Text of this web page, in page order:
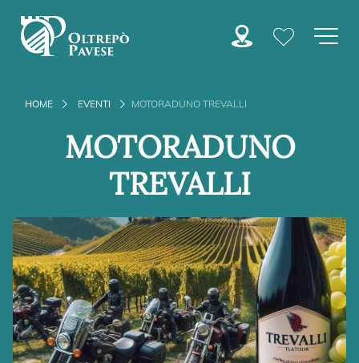
HOME EVENTI MOTORADUNO TREVALLI
MOTORADUNO
TREVALLI